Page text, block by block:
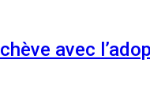
avec